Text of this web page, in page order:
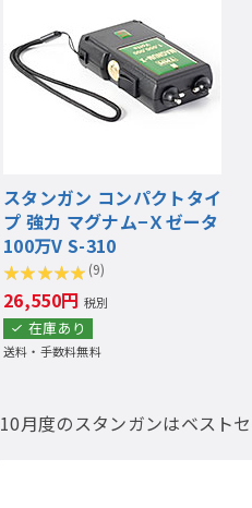
スタンガン コンパクトタイ
プ 強力 マグナム−Ｘゼータ
100万V S-310
(9)
26,550円 税別
在庫あり
送料・手数料無料
10月度のスタンガンはベスト